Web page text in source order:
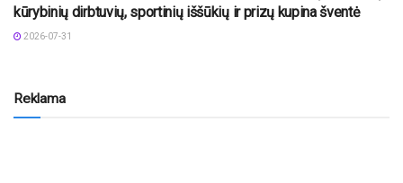
kūrybinių dirbtuvių, sportinių iššūkių ir prizų kupina šventė
2026-07-31
Reklama